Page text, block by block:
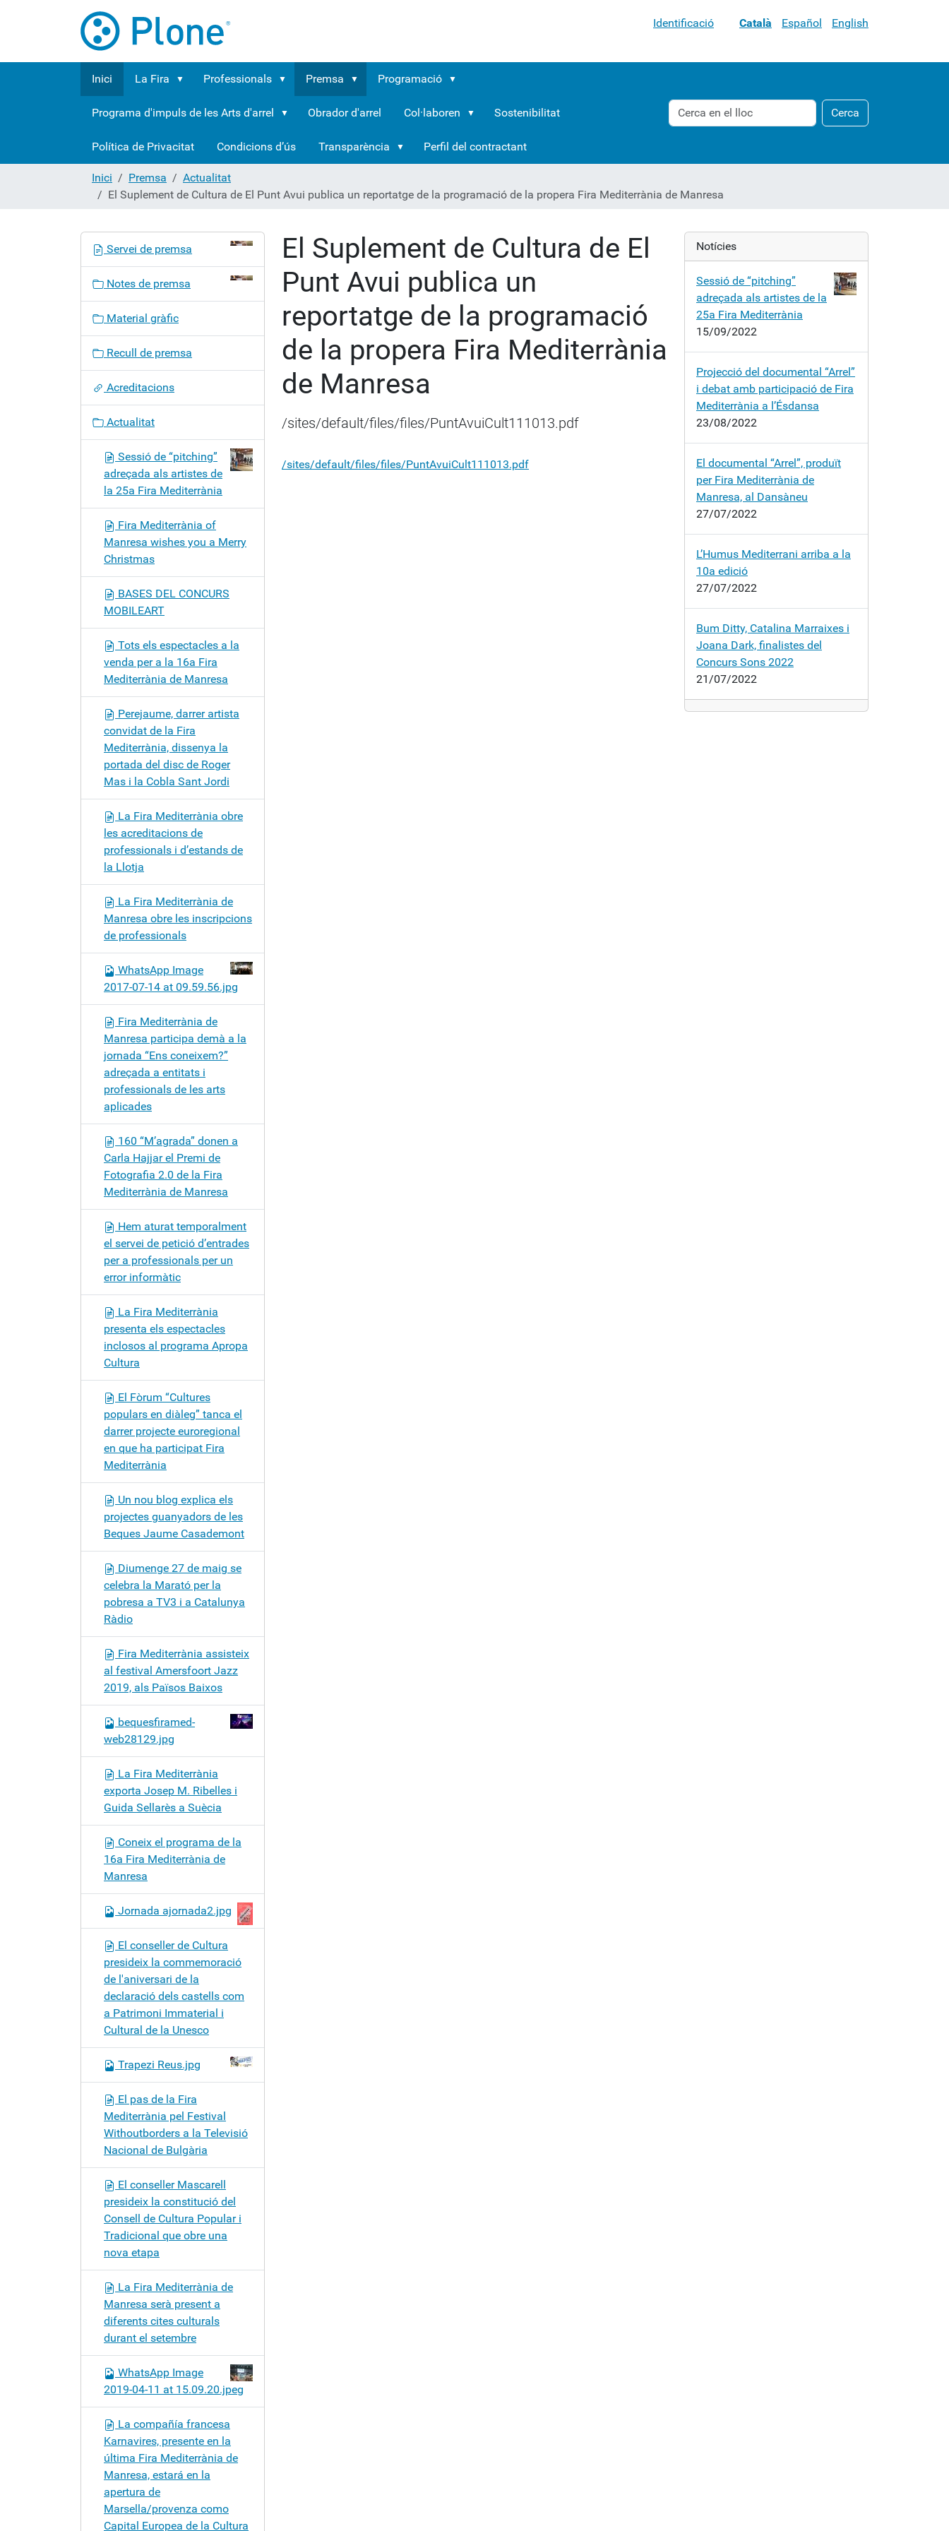
Identificació Català Español English
Inici La Fira Professionals Premsa Programació
Programa d'impuls de les Arts d'arrel Obrador d'arrel Col·laboren Sostenibilitat
Política de Privacitat Condicions d’ús Transparència Perfil del contractant
Cerca Cerca
Cerca
avançada…
Inici Premsa
Actualitat
El Suplement de Cultura de El Punt Avui publica un reportatge de la programació de la propera Fira Mediterrània de Manresa
El Suplement de Cultura de El
Punt Avui publica un
reportatge de la programació
de la propera Fira Mediterrània
de Manresa
/sites/default/files/files/PuntAvuiCult111013.pdf
/sites/default/files/files/PuntAvuiCult111013.pdf
ó
Servei de premsa
Notes de premsa
Material gràfic
Recull de premsa
Acreditacions
Actualitat
Sessió de “pitching”
adreçada als artistes de
la 25a Fira Mediterrània
Fira Mediterrània of
Manresa wishes you a Merry
Christmas
BASES DEL CONCURS
MOBILEART
Tots els espectacles a la
venda per a la 16a Fira
Mediterrània de Manresa
Perejaume, darrer artista
convidat de la Fira
Mediterrània, dissenya la
portada del disc de Roger
Mas i la Cobla Sant Jordi
La Fira Mediterrània obre
les acreditacions de
professionals i d’estands de
la Llotja
La Fira Mediterrània de
Manresa obre les inscripcions
de professionals
WhatsApp Image
2017-07-14 at 09.59.56.jpg
Fira Mediterrània de
Manresa participa demà a la
jornada “Ens coneixem?”
adreçada a entitats i
professionals de les arts
aplicades
160 “M’agrada” donen a
Carla Hajjar el Premi de
Fotografia 2.0 de la Fira
Mediterrània de Manresa
Hem aturat temporalment
el servei de petició d’entrades
per a professionals per un
error informàtic
La Fira Mediterrània
presenta els espectacles
inclosos al programa Apropa
Cultura
El Fòrum “Cultures
populars en diàleg” tanca el
darrer projecte euroregional
en que ha participat Fira
Mediterrània
Un nou blog explica els
projectes guanyadors de les
Beques Jaume Casademont
Diumenge 27 de maig se
celebra la Marató per la
pobresa a TV3 i a Catalunya
Ràdio
Fira Mediterrània assisteix
al festival Amersfoort Jazz
2019, als Països Baixos
bequesfiramed-
web28129.jpg
La Fira Mediterrània
exporta Josep M. Ribelles i
Guida Sellarès a Suècia
Coneix el programa de la
16a Fira Mediterrània de
Manresa
Jornada ajornada2.jpg
El conseller de Cultura
presideix la commemoració
de l'aniversari de la
declaració dels castells com
a Patrimoni Immaterial i
Cultural de la Unesco
Trapezi Reus.jpg
El pas de la Fira
Mediterrània pel Festival
Withoutborders a la Televisió
Nacional de Bulgària
El conseller Mascarell
presideix la constitució del
Consell de Cultura Popular i
Tradicional que obre una
nova etapa
La Fira Mediterrània de
Manresa serà present a
diferents cites culturals
durant el setembre
WhatsApp Image
2019-04-11 at 15.09.20.jpeg
La compañía francesa
Karnavires, presente en la
última Fira Mediterrània de
Manresa, estará en la
apertura de
Marsella/provenza como
Capital Europea de la Cultura
Notícies
Sessió de “pitching”
adreçada als artistes de la
25a Fira Mediterrània
15/09/2022
Projecció del documental “Arrel”
i debat amb participació de Fira
Mediterrània a l’Ésdansa
23/08/2022
El documental “Arrel”, produït
per Fira Mediterrània de
Manresa, al Dansàneu
27/07/2022
L’Humus Mediterrani arriba a la
10a edició
27/07/2022
Bum Ditty, Catalina Marraixes i
Joana Dark, finalistes del
Concurs Sons 2022
21/07/2022